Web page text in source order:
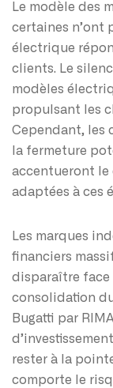
Le modèle des
certaines n’ont
électrique
clients. Le
modèles
propulsant les
Cependant, les
la fermeture
accentueront le
adaptées à ces
Les marques
financiers
disparaître face
consolidation
Bugatti par
rester à la
comporte le